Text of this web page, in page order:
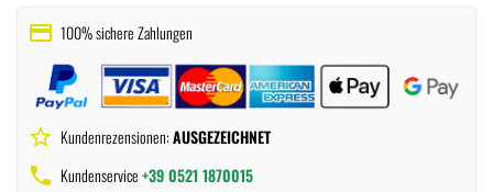
payment 100% sichere Zahlungen
star_border Kundenrezensionen:AUSGEZEICHNET
phone Kundenservice+39 0521 1870015